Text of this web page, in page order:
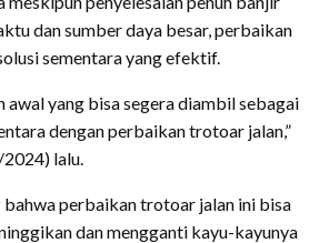
dan sumber daya besar, perbaikan
sementara yang efektif.
awal yang bisa segera diambil sebagai
dengan perbaikan trotoar jalan,”
lalu.
perbaikan trotoar jalan ini bisa
dan mengganti kayu-kayunya